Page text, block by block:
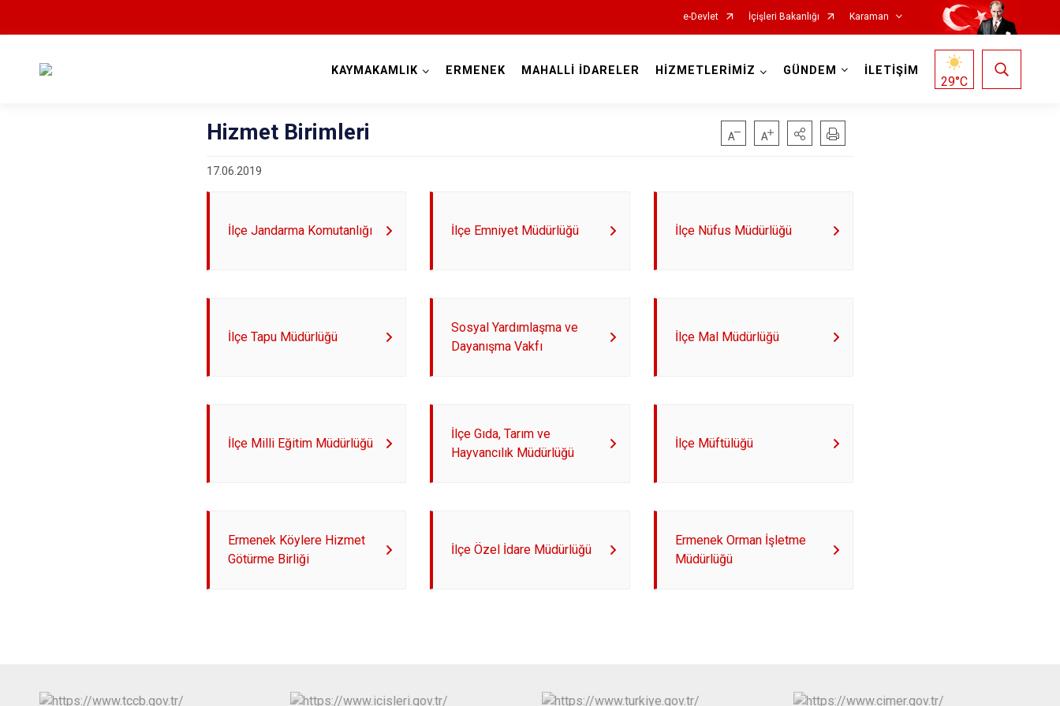
e-Devlet İçişleri Bakanlığı Karaman
Ayrancı
Başyayla
Ermenek
Sarıveliler
KAYMAKAMLIK ERMENEK MAHALLİ İDARELER HİZMETLERİMİZ GÜNDEM İLETİŞİM
29°C
Hizmet Birimleri
17.06.2019
İlçe Jandarma Komutanlığı İlçe Emniyet Müdürlüğü İlçe Nüfus Müdürlüğü
İlçe Tapu Müdürlüğü
Sosyal Yardımlaşma ve
Dayanışma Vakfı
İlçe Mal Müdürlüğü
İlçe Milli Eğitim Müdürlüğü
İlçe Gıda, Tarım ve
Hayvancılık Müdürlüğü
İlçe Müftülüğü
Ermenek Köylere Hizmet
Götürme Birliği
İlçe Özel İdare Müdürlüğü
Ermenek Orman İşletme
Müdürlüğü